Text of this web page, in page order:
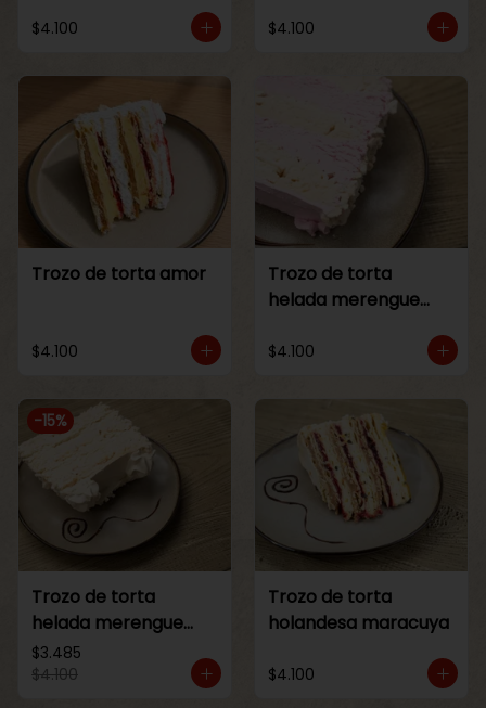
$4.100 $4.100
Trozo de torta amor
$4.100
Trozo de torta
helada merengue
$4.100
-15%
Trozo de torta
helada merengue
lucuma
$3.485
$4.100
Trozo de torta
holandesa maracuya
$4.100